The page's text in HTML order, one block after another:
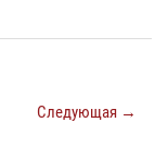
Следующая →